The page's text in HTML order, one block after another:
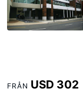
FRÅN USD 302